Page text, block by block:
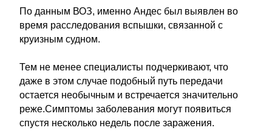
По данным ВОЗ, именно Андес был выявлен во
время расследования вспышки, связанной с
круизным судном.
Тем не менее специалисты подчеркивают, что
даже в этом случае подобный путь передачи
остается необычным и встречается значительно
реже.Симптомы заболевания могут появиться
спустя несколько недель после заражения.